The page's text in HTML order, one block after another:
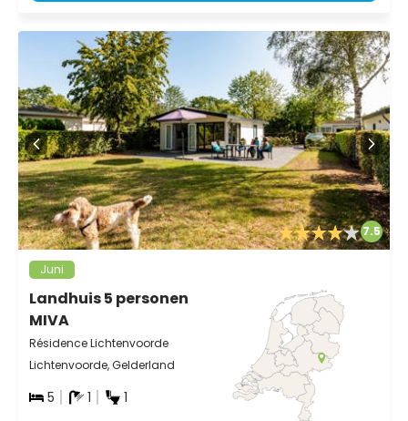
7.5
Juni
Landhuis 5 personen
MIVA
Résidence Lichtenvoorde
Lichtenvoorde, Gelderland
5 1 1